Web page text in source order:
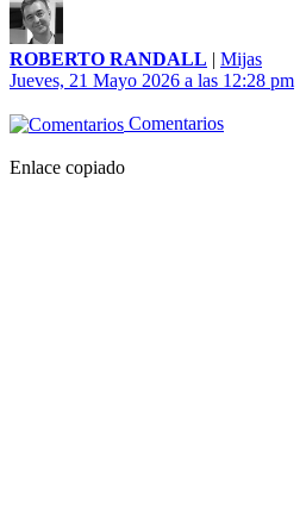
ROBERTO RANDALL | Mijas
Jueves, 21 Mayo 2026 a las 12:28 pm
Comentarios
Enlace copiado